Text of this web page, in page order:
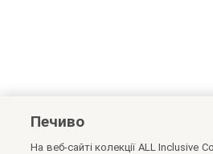
Печиво
На веб-сайті колекції ALL Inclusive